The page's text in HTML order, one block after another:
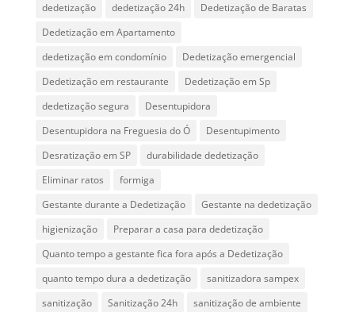
dedetização
dedetização 24h
Dedetização de Baratas
Dedetização em Apartamento
dedetização em condomínio
Dedetização emergencial
Dedetização em restaurante
Dedetização em Sp
dedetização segura
Desentupidora
Desentupidora na Freguesia do Ó
Desentupimento
Desratização em SP
durabilidade dedetização
Eliminar ratos
formiga
Gestante durante a Dedetização
Gestante na dedetização
higienização
Preparar a casa para dedetização
Quanto tempo a gestante fica fora após a Dedetização
quanto tempo dura a dedetização
sanitizadora sampex
sanitização
Sanitização 24h sanitização de ambiente